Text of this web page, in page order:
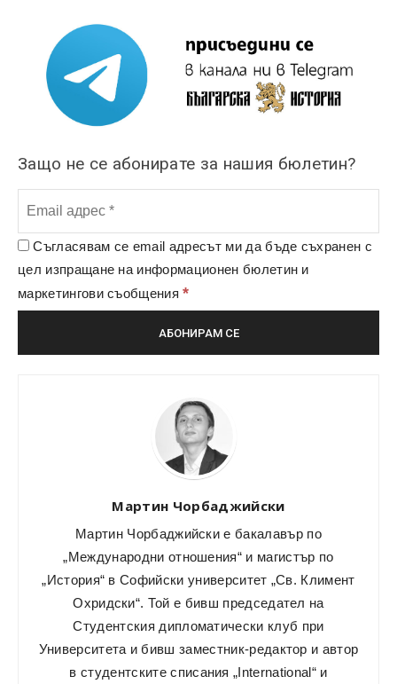
Защо не се абонирате за нашия бюлетин?
Съгласявам се email адресът ми да бъде съхранен с
цел изпращане на информационен бюлетин и
маркетингови съобщения*
Мартин Чорбаджийски
Мартин Чорбаджийски е бакалавър по
„Международни отношения“ и магистър по
„История“ в Софийски университет „Св. Климент
Охридски“. Той е бивш председател на
Студентския дипломатически клуб при
Университета и бивш заместник-редактор и автор
в студентските списания „International“ и